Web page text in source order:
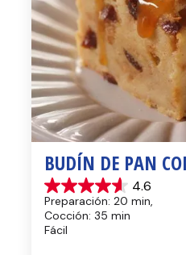
BUDÍN DE PAN
4.6
4.6
de
5
estrellas.
Preparación: 20 min,
Cocción: 35 min
Fácil